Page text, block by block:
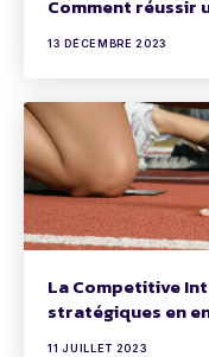
Comment réussir
13 DÉCEMBRE 2023
La Competitive
stratégiques en
11 JUILLET 2023